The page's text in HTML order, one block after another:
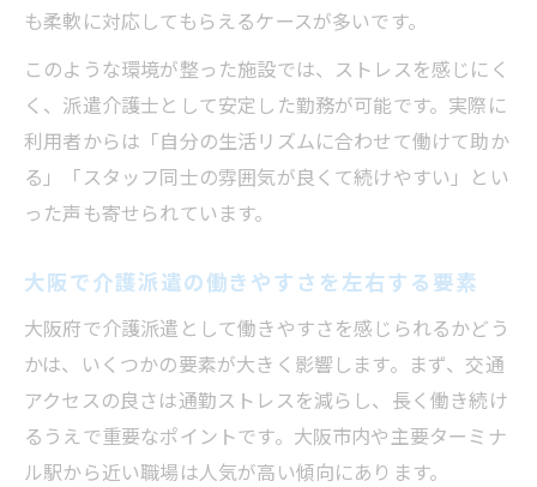
派遣切りされやすい人の特徴と対策方法
介護派遣はやめたほうがいい？実情を解説
派遣介護士が長く安定して働くコツを紹介
大阪の介護派遣で失敗しないポイントを紹介
派遣介護士が働きやすい施設とは？失敗を
防ぐ視点
介護福祉士 派遣 時給2000円求人の実態を
検証
介護派遣求人で見落としがちな注意点を整
理
も柔軟に対応してもらえるケースが多いです。
このような環境が整った施設では、ストレスを感じにく
く、派遣介護士として安定した勤務が可能です。実際に
利用者からは「自分の生活リズムに合わせて働けて助か
る」「スタッフ同士の雰囲気が良くて続けやすい」とい
った声も寄せられています。
大阪で介護派遣の働きやすさを左右する要素
大阪府で介護派遣として働きやすさを感じられるかどう
かは、いくつかの要素が大きく影響します。まず、交通
アクセスの良さは通勤ストレスを減らし、長く働き続け
るうえで重要なポイントです。大阪市内や主要ターミナ
ル駅から近い職場は人気が高い傾向にあります。